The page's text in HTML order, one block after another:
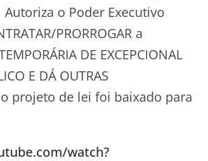
o Poder Executivo
PRORROGAR a
DE EXCEPCIONAL
E DÁ OUTRAS
o projeto de lei foi baixado para
watch?